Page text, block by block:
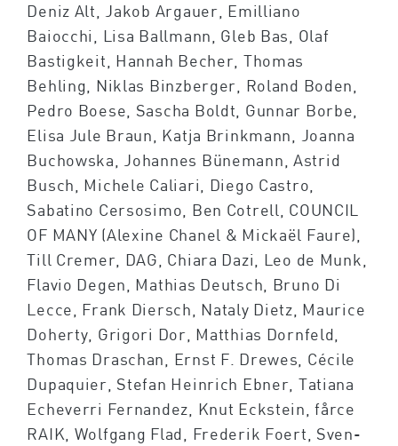
Deniz Alt, Jakob Argauer, Emilliano
Baiocchi, Lisa Ballmann, Gleb Bas, Olaf
Bastigkeit, Hannah Becher, Thomas
Behling, Niklas Binzberger, Roland Boden,
Pedro Boese, Sascha Boldt, Gunnar Borbe,
Elisa Jule Braun, Katja Brinkmann, Joanna
Buchowska, Johannes Bünemann, Astrid
Busch, Michele Caliari, Diego Castro,
Sabatino Cersosimo, Ben Cotrell, COUNCIL
OF MANY (Alexine Chanel & Mickaël Faure),
Till Cremer, DAG, Chiara Dazi, Leo de Munk,
Flavio Degen, Mathias Deutsch, Bruno Di
Lecce, Frank Diersch, Nataly Dietz, Maurice
Doherty, Grigori Dor, Matthias Dornfeld,
Thomas Draschan, Ernst F. Drewes, Cécile
Dupaquier, Stefan Heinrich Ebner, Tatiana
Echeverri Fernandez, Knut Eckstein, fårce
RAIK, Wolfgang Flad, Frederik Foert, Sven-